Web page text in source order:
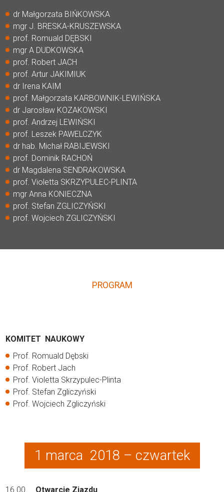
dr Małgorzata BIŃKOWSKA
mgr J. BRESKA-KRUSZEWSKA
prof. Romuald DĘBSKI
mgr A DUDKOWSKA
prof. Robert JACH
prof. Artur JAKIMIUK
dr Irena KAIM
prof. Małgorzata KARBOWNIK-LEWIŃSKA
dr Jarosław KOZAKOWSKI
prof. Andrzej LEWIŃSKI
prof. Leszek PAWELCZYK
dr hab. Michał RABIJEWSKI
prof. Dominik RACHOŃ
dr Magdalena SENDRAKOWSKA
prof. Violetta SKRZYPULEC-PLINTA
mgr Anna KONIECZNA
prof. Stefan ZGLICZYŃSKI
prof. Wojciech ZGLICZYŃSKI
PROGRAM
KOMITET NAUKOWY
Prof. Romuald Dębski
Prof. Robert Jach
Prof. Violetta Skrzypulec-Plinta
Prof. Stefan Zgliczyński
Prof. Wojciech Zgliczyński
1 marca 2018 – czwartek
16.00 Otwarcie Zjazdu